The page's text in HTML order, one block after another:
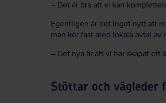
– Det är bra att vi kan
Egentligen är det inget nytt att
man kör fast med lokala avtal av
– Det nya är att vi har skapat ett
Stöttar och vägleder